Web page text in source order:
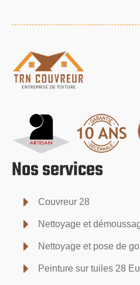
Nos services
Couvreur 28
Nettoyage et
Nettoyage et pose de
Peinture sur tuiles 28